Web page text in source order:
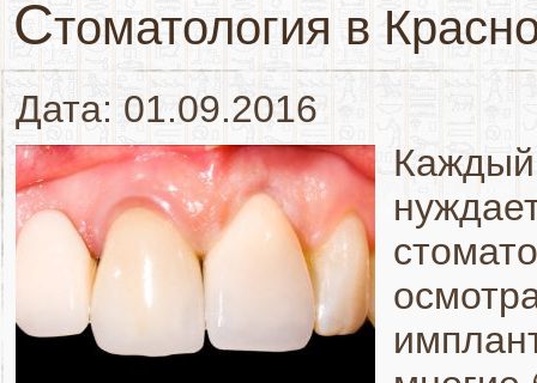
Стоматология в
Дата: 01.09.2016
Каждый